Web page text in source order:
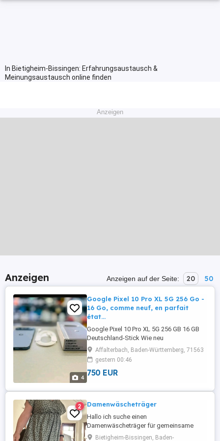
In Bietigheim-Bissingen: Erfahrungsaustausch &
Meinungsaustausch online finden
Anzeigen
Anzeigen Anzeigen auf der Seite: 20 50
4
Google Pixel 10 Pro XL 5G 256 Go -
16 Go, comme neuf, en parfait
état...
Google Pixel 10 Pro XL 5G 256 GB 16 GB
Deutschland-Stick Wie neu
Hervorragender Zustand (100 %) Erhältlich
in Himmelblau SIM-Lock-frei (kompatibel
mit allen Mobilfunkanbietern) 12 Monate
Herstellergarantie Keine Vertragsbindung
Fachhändlers Festpreis. ...
Affalterbach, Baden-Württemberg, 71563
gestern 00:46
750 EUR
2 Damenwäscheträger
Hallo ich suche einen
Damenwäscheträger für gemeinsame
Aktivitäten aus dem Raum Bietigheim
Bietigheim-Bissingen, Baden-